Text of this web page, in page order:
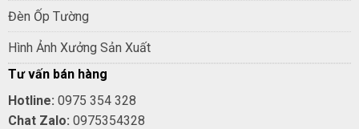
Đèn Ốp Tường
Hình Ảnh Xưởng Sản Xuất
Tư vấn bán hàng
Hotline: 0975 354 328
Chat Zalo: 0975354328